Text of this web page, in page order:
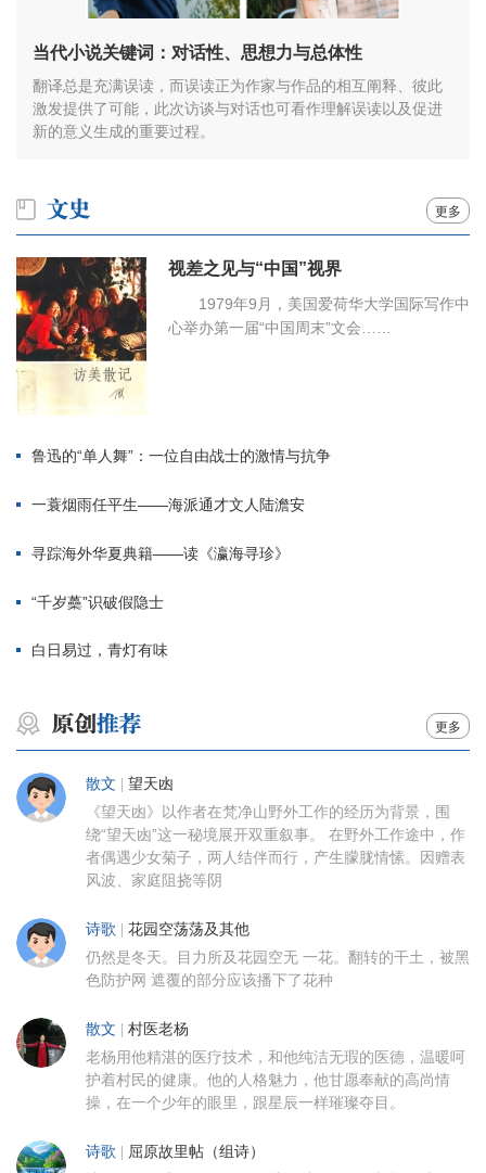
当代小说关键词：对话性、思想力与总体性
翻译总是充满误读，而误读正为作家与作品的相互阐释、彼此
激发提供了可能，此次访谈与对话也可看作理解误读以及促进
新的意义生成的重要过程。
更多
视差之见与“中国”视界
1979年9月，美国爱荷华大学国际写作中
心举办第一届“中国周末”文会……
鲁迅的“单人舞”：一位自由战士的激情与抗争
一蓑烟雨任平生——海派通才文人陆澹安
寻踪海外华夏典籍——读《瀛海寻珍》
“千岁蘽”识破假隐士
白日易过，青灯有味
更多
散文 | 望天凼
《望天凼》以作者在梵净山野外工作的经历为背景，围
绕“望天凼”这一秘境展开双重叙事。 在野外工作途中，作
者偶遇少女菊子，两人结伴而行，产生朦胧情愫。因赠表
风波、家庭阻挠等阴
诗歌 | 花园空荡荡及其他
仍然是冬天。目力所及花园空无 一花。翻转的干土，被黑
色防护网 遮覆的部分应该播下了花种
散文 | 村医老杨
老杨用他精湛的医疗技术，和他纯洁无瑕的医德，温暖呵
护着村民的健康。他的人格魅力，他甘愿奉献的高尚情
操，在一个少年的眼里，跟星辰一样璀璨夺目。
诗歌 | 屈原故里帖（组诗）